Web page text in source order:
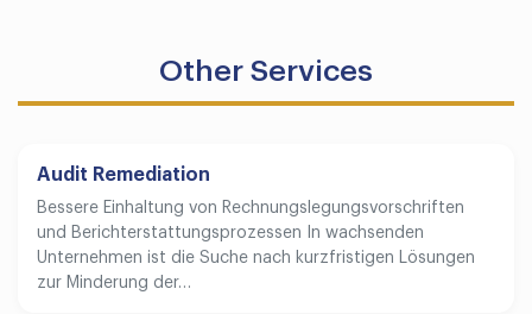
Other Services
Audit Remediation
Bessere Einhaltung von Rechnungslegungsvorschriften
und Berichterstattungsprozessen In wachsenden
Unternehmen ist die Suche nach kurzfristigen Lösungen
zur Minderung der…